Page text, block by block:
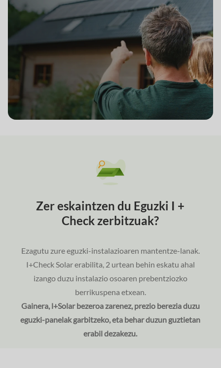
Zer eskaintzen du Eguzki I +
Check zerbitzuak?
Ezagutu zure eguzki-instalazioaren mantentze-lanak.
I+Check Solar erabilita, 2 urtean behin eskatu ahal
izango duzu instalazio osoaren prebentziozko
berrikuspena etxean.
Gainera, l+Solar bezeroa zarenez, prezio berezia duzu
eguzki-panelak garbitzeko, eta behar duzun guztietan
erabil dezakezu.